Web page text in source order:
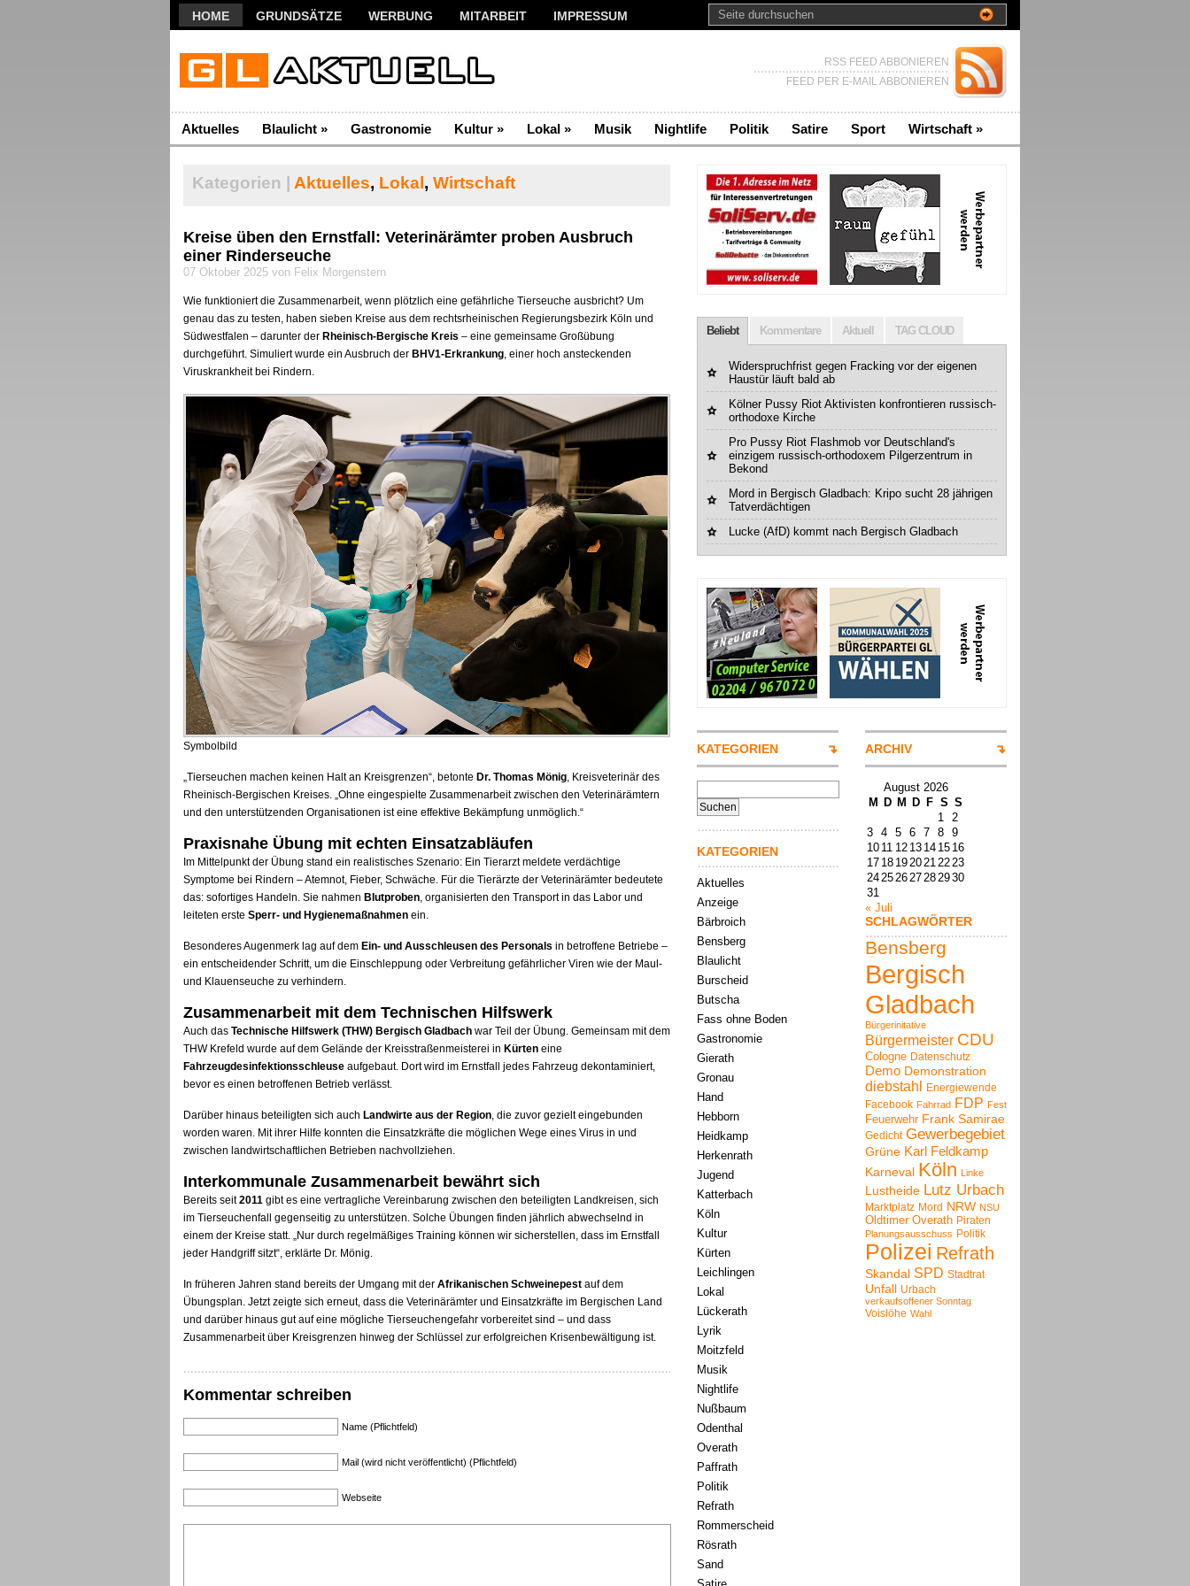
HOME GRUNDSÄTZE WERBUNG MITARBEIT IMPRESSUM
RSS FEED ABBONIEREN
FEED PER E-MAIL ABBONIEREN
Aktuelles Blaulicht » Gastronomie Kultur » Lokal » Musik Nightlife Politik Satire Sport Wirtschaft »
Kategorien | Aktuelles, Lokal , Wirtschaft
Kreise üben den Ernstfall: Veterinärämter proben Ausbruch
einer Rinderseuche
07 Oktober 2025 von Felix Morgenstern
Wie funktioniert die Zusammenarbeit, wenn plötzlich eine gefährliche Tierseuche ausbricht? Um
genau das zu testen, haben sieben Kreise aus dem rechtsrheinischen Regierungsbezirk Köln und
Südwestfalen – darunter der Rheinisch-Bergische Kreis – eine gemeinsame Großübung
durchgeführt. Simuliert wurde ein Ausbruch der BHV1-Erkrankung, einer hoch ansteckenden
Viruskrankheit bei Rindern.
Symbolbild
„Tierseuchen machen keinen Halt an Kreisgrenzen“, betonte Dr. Thomas Mönig, Kreisveterinär des
Rheinisch-Bergischen Kreises. „Ohne eingespielte Zusammenarbeit zwischen den Veterinärämtern
und den unterstützenden Organisationen ist eine effektive Bekämpfung unmöglich.“
Praxisnahe Übung mit echten Einsatzabläufen
Im Mittelpunkt der Übung stand ein realistisches Szenario: Ein Tierarzt meldete verdächtige
Symptome bei Rindern – Atemnot, Fieber, Schwäche. Für die Tierärzte der Veterinärämter bedeutete
das: sofortiges Handeln. Sie nahmen Blutproben, organisierten den Transport in das Labor und
leiteten erste Sperr- und Hygienemaßnahmen ein.
Besonderes Augenmerk lag auf dem Ein- und Ausschleusen des Personals in betroffene Betriebe –
ein entscheidender Schritt, um die Einschleppung oder Verbreitung gefährlicher Viren wie der Maul-
und Klauenseuche zu verhindern.
Zusammenarbeit mit dem Technischen Hilfswerk
Auch das Technische Hilfswerk (THW) Bergisch Gladbach war Teil der Übung. Gemeinsam mit dem
THW Krefeld wurde auf dem Gelände der Kreisstraßenmeisterei in Kürten eine
Fahrzeugdesinfektionsschleuse aufgebaut. Dort wird im Ernstfall jedes Fahrzeug dekontaminiert,
bevor es einen betroffenen Betrieb verlässt.
Darüber hinaus beteiligten sich auch Landwirte aus der Region, die zuvor gezielt eingebunden
worden waren. Mit ihrer Hilfe konnten die Einsatzkräfte die möglichen Wege eines Virus in und
zwischen landwirtschaftlichen Betrieben nachvollziehen.
Interkommunale Zusammenarbeit bewährt sich
Bereits seit2011 gibt es eine vertragliche Vereinbarung zwischen den beteiligten Landkreisen, sich
im Tierseuchenfall gegenseitig zu unterstützen. Solche Übungen finden jährlich abwechselnd in
einem der Kreise statt. „Nur durch regelmäßiges Training können wir sicherstellen, dass im Ernstfall
jeder Handgriff sitzt“, erklärte Dr. Mönig.
In früheren Jahren stand bereits der Umgang mit der Afrikanischen Schweinepest auf dem
Übungsplan. Jetzt zeigte sich erneut, dass die Veterinärämter und Einsatzkräfte im Bergischen Land
und darüber hinaus gut auf eine mögliche Tierseuchengefahr vorbereitet sind – und dass
Zusammenarbeit über Kreisgrenzen hinweg der Schlüssel zur erfolgreichen Krisenbewältigung ist.
Kommentar schreiben
Name (Pflichtfeld)
Mail (wird nicht veröffentlicht) (Pflichtfeld)
Webseite
Beliebt Kommentare Aktuell TAG CLOUD
Widerspruchfrist gegen Fracking vor der eigenen
Haustür läuft bald ab
Kölner Pussy Riot Aktivisten konfrontieren russisch-
orthodoxe Kirche
Pro Pussy Riot Flashmob vor Deutschland's
einzigem russisch-orthodoxem Pilgerzentrum in
Bekond
Mord in Bergisch Gladbach: Kripo sucht 28 jährigen
Tatverdächtigen
Lucke (AfD) kommt nach Bergisch Gladbach
KATEGORIEN
nach:
KATEGORIEN
Aktuelles
Anzeige
Bärbroich
Bensberg
Blaulicht
Burscheid
Butscha
Fass ohne Boden
Gastronomie
Gierath
Gronau
Hand
Hebborn
Heidkamp
Herkenrath
Jugend
Katterbach
Köln
Kultur
Kürten
Leichlingen
Lokal
Lückerath
Lyrik
Moitzfeld
Musik
Nightlife
Nußbaum
Odenthal
Overath
Paffrath
Politik
Refrath
Rommerscheid
Rösrath
Sand
ARCHIV
August 2026
M
D M D F S S
1 2
3 4 5 6 7 8 9
10 11 12 13 14 15 16
17 18 1920212223
24252627282930
31
« Juli
SCHLAGWÖRTER
Bensberg
Bergisch
Gladbach
Bürgerinitative
Bürgermeister CDU
Cologne Datenschutz
Demo Demonstration
diebstahl Energiewende
Facebook Fahrrad FDP Fest
Feuerwehr Frank Samirae
Gedicht Gewerbegebiet
Grüne Karl Feldkamp
Karneval Köln Linke
Lustheide Lutz Urbach
Marktplatz Mord NRW NSU
Oldtimer Overath Piraten
Planungsausschuss Politik
Polizei Refrath
Skandal SPD Stadtrat
Unfall Urbach
verkaufsoffener Sonntag
Voislöhe Wahl